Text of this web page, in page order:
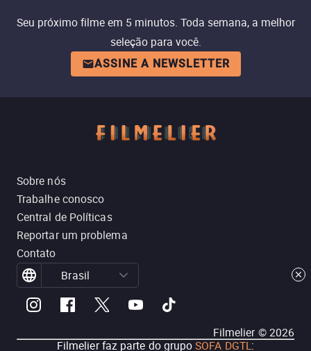
Seu próximo filme em 5 minutos. Toda semana, a melhor
seleção para você.
ASSINE A NEWSLETTER
Sobre nós
Trabalhe conosco
Central de Políticas
Reportar um problema
Contato
Brasil
Filmelier ©2026
Filmelier faz parte do grupoSOFA DGTL: